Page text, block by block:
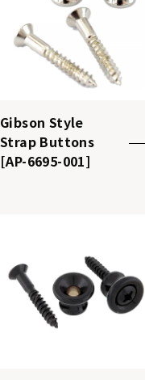
Gibson Style
Strap Buttons
[AP-6695-001]